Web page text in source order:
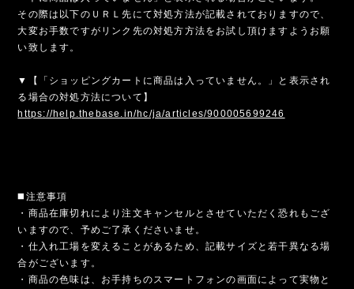
その際は以下のＵＲＬ先にて対処方法が記載されておりますので、
大変お手数ですがリンク先の対処方方法をお試し頂けますようお願
い致します。
▼【「ショッピングカートに商品は入っていません。」と表示され
る場合の対処方法について】
https://help.thebase.in/hc/ja/articles/900005699246
◼️注意事項
・商品在庫切れにより注文キャンセルとさせていただく恐れもござ
いますので、予めご了承くださいませ。
・仕入れ工場を変えることがあるため、記載サイズと若干異なる場
合がございます。
・商品の色味は、お手持ちのスマートフォンの画面によって実物と